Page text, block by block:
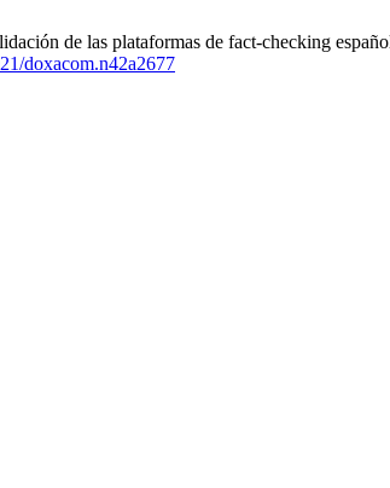
de las plataformas de fact-checking
doxacom.n42a2677